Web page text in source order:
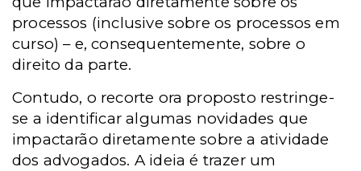
processos (inclusive sobre os processos em
curso) – e, consequentemente, sobre o
direito da parte.
Contudo, o recorte ora proposto restringe-
se a identificar algumas novidades que
impactarão diretamente sobre a atividade
dos advogados. A ideia é trazer um